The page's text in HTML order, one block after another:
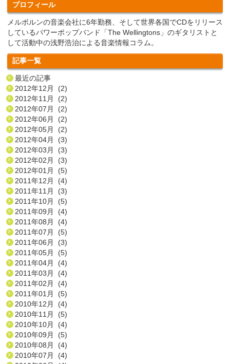
プロフィール
メルボルンの音楽会社に6年勤務、そして世界各国でCDをリリース
しているパワーポップバンド「The Wellingtons」のギタリストと
して活動中の浅野浩治による音楽情報コラム。
記事一覧
最近の記事
2012年12月 (2)
2012年11月 (2)
2012年07月 (2)
2012年06月 (2)
2012年05月 (2)
2012年04月 (3)
2012年03月 (3)
2012年02月 (3)
2012年01月 (5)
2011年12月 (4)
2011年11月 (3)
2011年10月 (5)
2011年09月 (4)
2011年08月 (4)
2011年07月 (5)
2011年06月 (3)
2011年05月 (5)
2011年04月 (4)
2011年03月 (4)
2011年02月 (4)
2011年01月 (5)
2010年12月 (4)
2010年11月 (5)
2010年10月 (4)
2010年09月 (5)
2010年08月 (4)
2010年07月 (4)